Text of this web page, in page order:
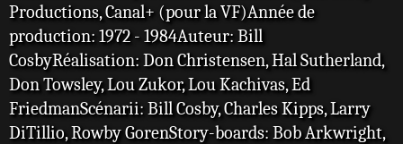
Productions, Canal+ (pour la VF)Année de
production: 1972 - 1984Auteur: Bill
CosbyRéalisation: Don Christensen, Hal Sutherland,
Don Towsley, Lou Zukor, Lou Kachivas, Ed
FriedmanScénarii: Bill Cosby, Charles Kipps, Larry
DiTillio, Rowby GorenStory-boards: Bob Arkwright,